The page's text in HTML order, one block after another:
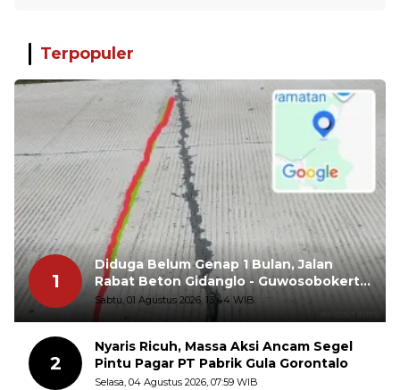
Terpopuler
1
Diduga Belum Genap 1 Bulan, Jalan
Rabat Beton Gidanglo - Guwosobokerto
Sudah Pecah
Sabtu, 01 Agustus 2026, 13:44 WIB
2
Nyaris Ricuh, Massa Aksi Ancam Segel
Pintu Pagar PT Pabrik Gula Gorontalo
Selasa, 04 Agustus 2026, 07:59 WIB